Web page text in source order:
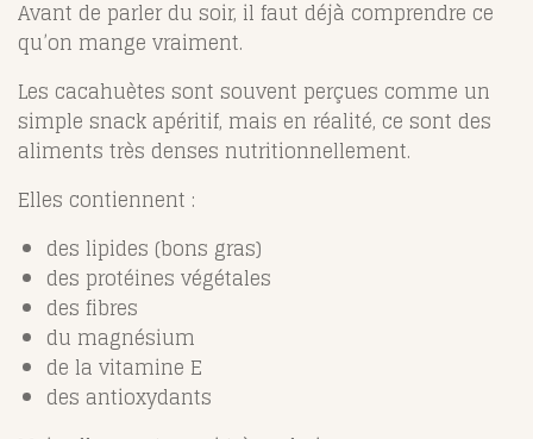
Avant de parler du soir, il faut déjà comprendre ce
qu’on mange vraiment.
Les cacahuètes sont souvent perçues comme un
simple snack apéritif, mais en réalité, ce sont des
aliments très denses nutritionnellement.
Elles contiennent :
des lipides (bons gras)
des protéines végétales
des fibres
du magnésium
de la vitamine E
des antioxydants